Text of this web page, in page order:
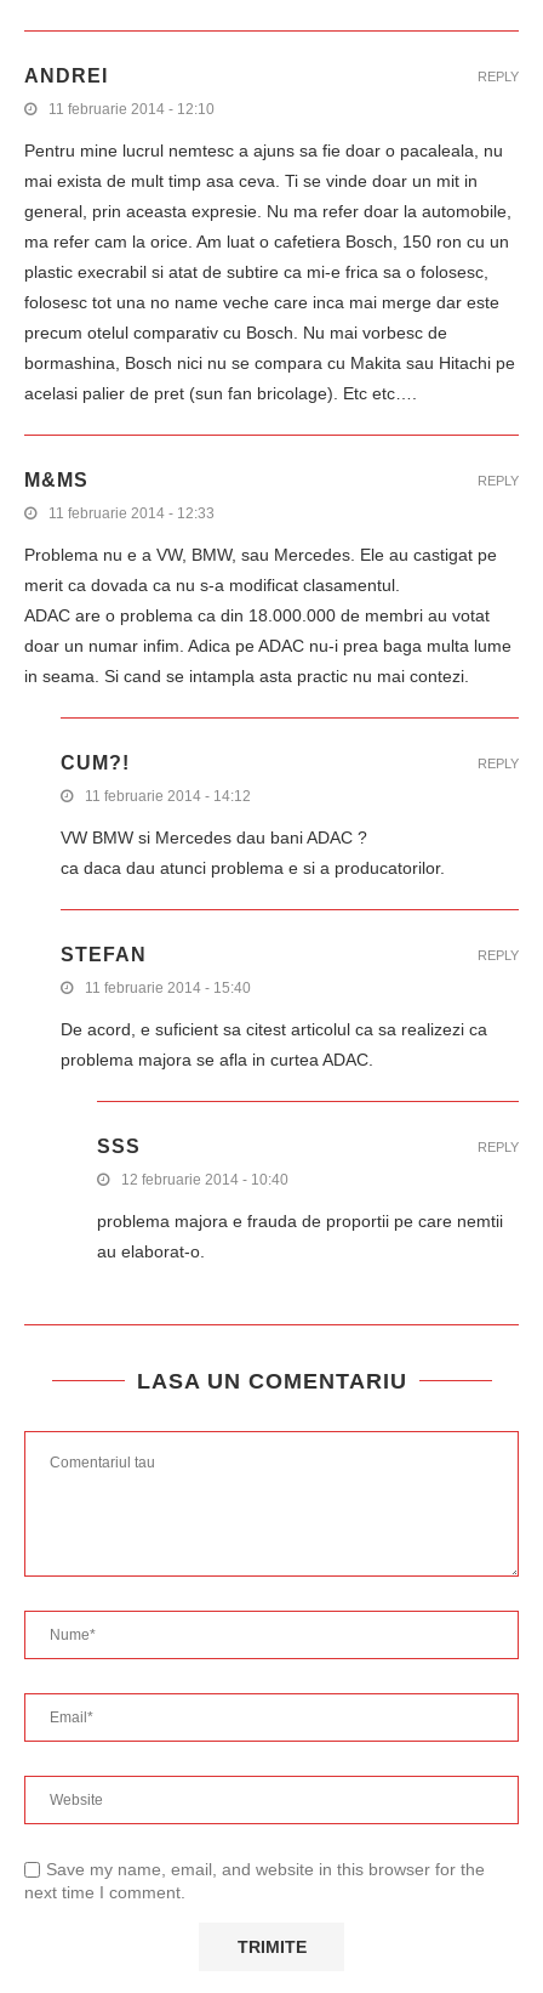
ANDREI
11 februarie 2014 - 12:10
Pentru mine lucrul nemtesc a ajuns sa fie doar o pacaleala, nu
mai exista de mult timp asa ceva. Ti se vinde doar un mit in
general, prin aceasta expresie. Nu ma refer doar la automobile,
ma refer cam la orice. Am luat o cafetiera Bosch, 150 ron cu un
plastic execrabil si atat de subtire ca mi-e frica sa o folosesc,
folosesc tot una no name veche care inca mai merge dar este
precum otelul comparativ cu Bosch. Nu mai vorbesc de
bormashina, Bosch nici nu se compara cu Makita sau Hitachi pe
acelasi palier de pret (sun fan bricolage). Etc etc….
REPLY
M&MS
11 februarie 2014 - 12:33
Problema nu e a VW, BMW, sau Mercedes. Ele au castigat pe
merit ca dovada ca nu s-a modificat clasamentul.
ADAC are o problema ca din 18.000.000 de membri au votat
doar un numar infim. Adica pe ADAC nu-i prea baga multa lume
in seama. Si cand se intampla asta practic nu mai contezi.
REPLY
CUM?!
11 februarie 2014 - 14:12
VW BMW si Mercedes dau bani ADAC ?
ca daca dau atunci problema e si a producatorilor.
REPLY
STEFAN
11 februarie 2014 - 15:40
De acord, e suficient sa citest articolul ca sa realizezi ca
problema majora se afla in curtea ADAC.
REPLY
SSS
12 februarie 2014 - 10:40
problema majora e frauda de proportii pe care nemtii
au elaborat-o.
REPLY
LASA UN COMENTARIU
Save my name, email, and website in this browser for the
next time I comment.